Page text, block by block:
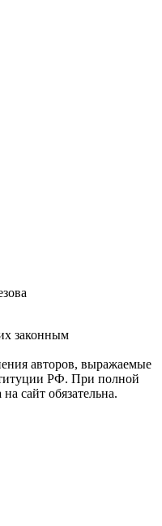
законным
авторов, выражаемые
РФ. При полной
сайт обязательна.